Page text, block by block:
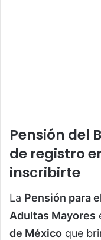
Pensión del
de registro
inscribirte
La Pensión para
Adultas Mayores
de México que